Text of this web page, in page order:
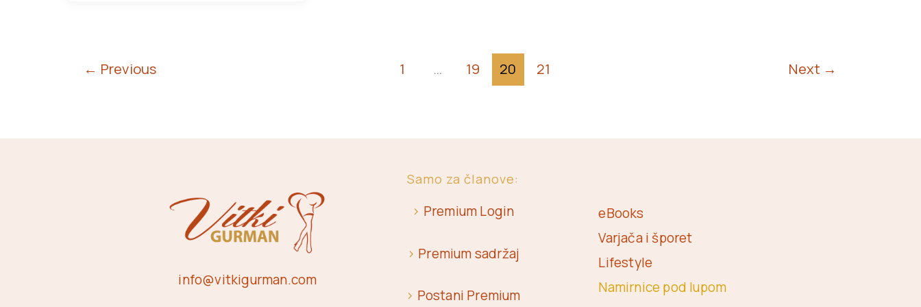
← Previous 1 … 19 20 21 Next →
info@vitkigurman.com
Samo za članove:
> Premium Login
> Premium sadržaj
> Postani Premium
eBooks
Varjača i šporet
Lifestyle
Namirnice pod lupom